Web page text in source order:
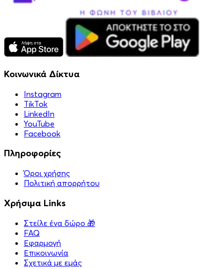
Κοινωνικά Δίκτυα
Instagram
TikTok
LinkedIn
YouTube
Facebook
Πληροφορίες
Όροι χρήσης
Πολιτική απορρήτου
Χρήσιμα Links
Στείλε ένα δώρο 🎁
FAQ
Εφαρμογή
Επικοινωνία
Σχετικά με εμάς